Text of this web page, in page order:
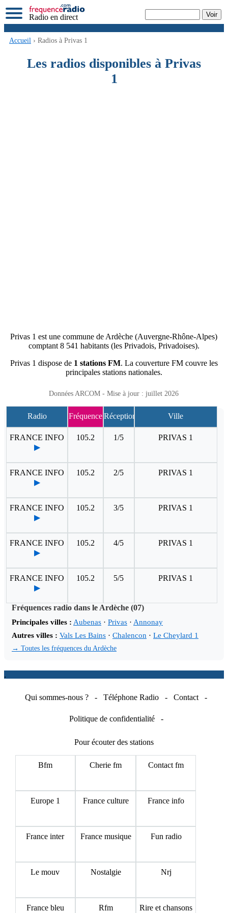
Radio en direct
Accueil › Radios à Privas 1
Les radios disponibles à Privas
1
Privas 1 est une commune de Ardèche (Auvergne-Rhône-Alpes)
comptant 8 541 habitants (les Privadois, Privadoises).
Privas 1 dispose de 1 stations FM. La couverture FM couvre les
principales stations nationales.
Données ARCOM - Mise à jour : juillet 2026
Radio FréquenceRéception Ville
FRANCE INFO
▶
105.2 1/5 PRIVAS 1
FRANCE INFO
▶
105.2 2/5 PRIVAS 1
FRANCE INFO
▶
105.2 3/5 PRIVAS 1
FRANCE INFO
▶
105.2 4/5 PRIVAS 1
FRANCE INFO
▶
105.2 5/5 PRIVAS 1
Fréquences radio dans le Ardèche (07)
Principales villes : Aubenas · Privas · Annonay
Autres villes : Vals Les Bains · Chalencon · Le Cheylard 1
→ Toutes les fréquences du Ardèche
.
Qui sommes-nous ? - Téléphone Radio - Contact -
Politique de confidentialité -
Pour écouter des stations
Bfm Cherie fm Contact fm
Europe 1 France culture France info
France inter France musique Fun radio
Le mouv Nostalgie Nrj
France bleu Rfm Rire et chansons